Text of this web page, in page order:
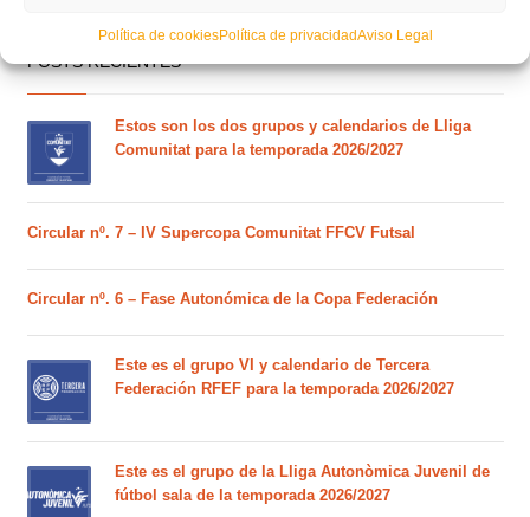
Política de cookiesPolítica de privacidadAviso Legal
POSTS RECIENTES
Estos son los dos grupos y calendarios de Lliga
Comunitat para la temporada 2026/2027
Circular nº. 7 – IV Supercopa Comunitat FFCV Futsal
Circular nº. 6 – Fase Autonómica de la Copa Federación
Este es el grupo VI y calendario de Tercera
Federación RFEF para la temporada 2026/2027
Este es el grupo de la Lliga Autonòmica Juvenil de
fútbol sala de la temporada 2026/2027